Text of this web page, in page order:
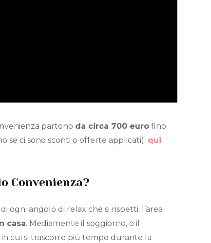
partono da circa 700 eurofino
se ci sono sconti o offerte applicati): qui
Convenienza?
ogni angolo di relax che si rispetti: l’area
casa. Mediamente il soggiorno, o il
cui si trascorre più tempo durante la